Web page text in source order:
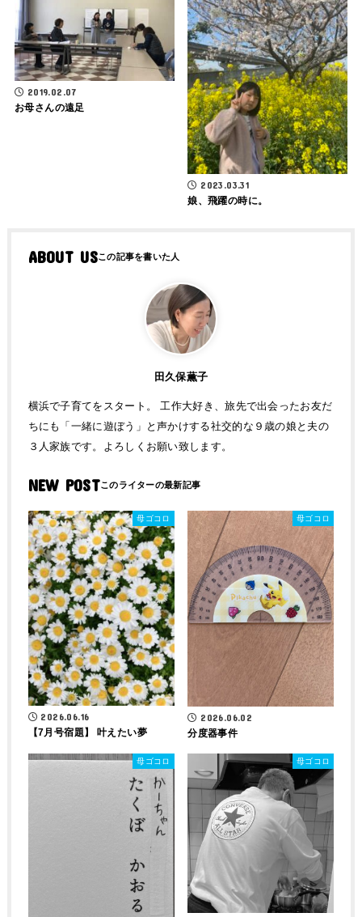
2019.02.07
お母さんの遠足
2023.03.31
娘、飛躍の時に。
ABOUT US
田久保薫子
横浜で子育てをスタート。 工作大好き、旅先で出会ったお友だ
ちにも「一緒に遊ぼう」と声かけする社交的な９歳の娘と夫の
３人家族です。よろしくお願い致します。
NEW POST
母ゴコロ
2026.06.16
【7月号宿題】 叶えたい夢
母ゴコロ
2026.06.02
分度器事件
母ゴコロ 母ゴコロ